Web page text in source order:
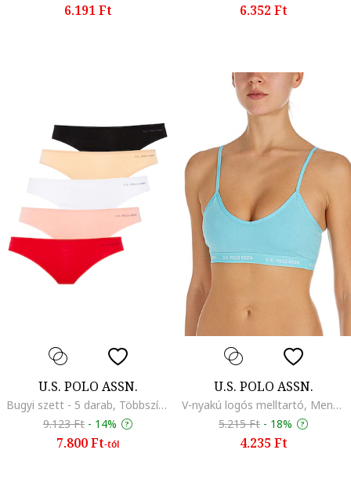
6.191 Ft 6.352 Ft
U.S. POLO ASSN.
Bugyi szett - 5 darab, Többszínű
9.123 Ft - 14%
7.800 Ft-tól
U.S. POLO ASSN.
V-nyakú logós melltartó, Mentazöld
5.215 Ft - 18%
4.235 Ft